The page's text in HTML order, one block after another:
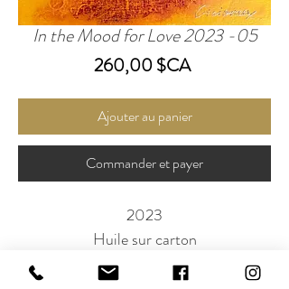
In the Mood for Love 2023 -05
260,00 $CAPrix
Ajouter au panier
Commander et payer
2023
Huile sur carton
14 x 11 po